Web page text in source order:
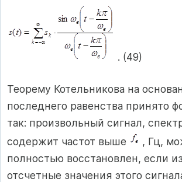
. (49)
Теорему Котельникова на
последнего равенства принято
так: произвольный сигнал,
содержит частот выше
, Гц,
полностью восстановлен, если
отсчетные значения этого